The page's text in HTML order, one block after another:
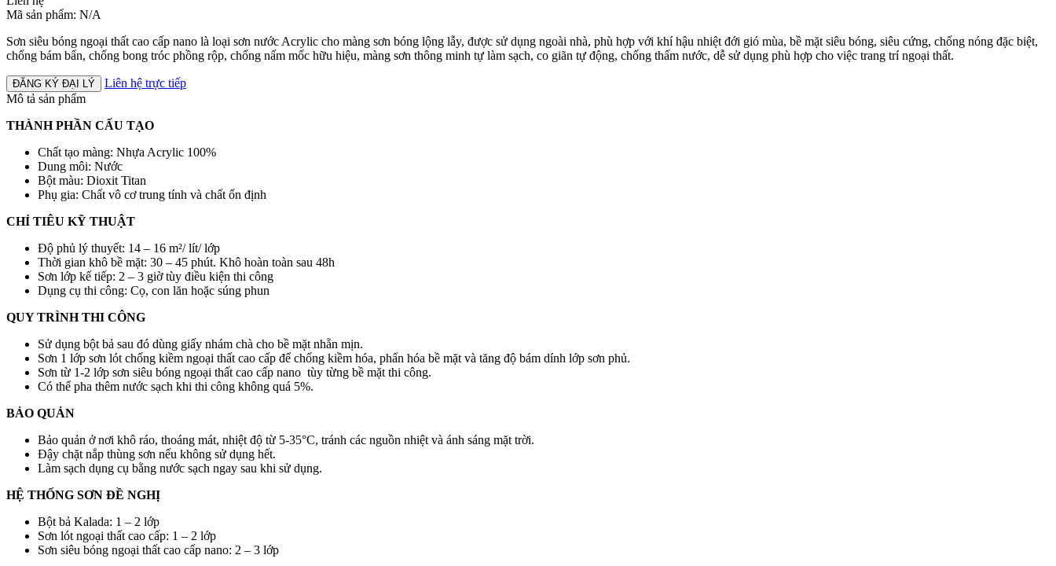
Mã sản phẩm: N/A
Sơn siêu bóng ngoại thất cao cấp nano là loại sơn nước Acrylic cho màng sơn bóng lộng lẫy, được sử dụng ngoài nhà, phù hợp với khí hậu nhiệt đới gió mùa, bề mặt siêu bóng, siêu cứng, chống nóng đặc biệt,
chống bám bẩn, chống bong tróc phồng rộp, chống nấm mốc hữu hiệu, màng sơn thông minh tự làm sạch, co giãn tự động, chống thấm nước, dễ sử dụng phù hợp cho việc trang trí ngoại thất.
ĐĂNG KÝ ĐẠI LÝ
Liên hệ trực tiếp
Mô tả sản phẩm
THÀNH PHẦN CẤU TẠO
Chất tạo màng: Nhựa Acrylic 100%
Dung môi: Nước
Bột màu: Dioxit Titan
Phụ gia: Chất vô cơ trung tính và chất ổn định
CHỈ TIÊU KỸ THUẬT
Độ phủ lý thuyết: 14 – 16 m²/ lít/ lớp
Thời gian khô bề mặt: 30 – 45 phút. Khô hoàn toàn sau 48h
Sơn lớp kế tiếp: 2 – 3 giờ tùy điều kiện thi công
Dụng cụ thi công: Cọ, con lăn hoặc súng phun
QUY TRÌNH THI CÔNG
Sử dụng bột bả sau đó dùng giấy nhám chà cho bề mặt nhẵn mịn.
Sơn 1 lớp sơn lót chống kiềm ngoại thất cao cấp để chống kiềm hóa, phấn hóa bề mặt và tăng độ bám dính lớp sơn phủ.
Sơn từ 1-2 lớp sơn siêu bóng ngoại thất cao cấp nano tùy từng bề mặt thi công.
Có thể pha thêm nước sạch khi thi công không quá 5%.
BẢO QUẢN
Bảo quản ở nơi khô ráo, thoáng mát, nhiệt độ từ 5-35°C, tránh các nguồn nhiệt và ánh sáng mặt trời.
Đậy chặt nắp thùng sơn nếu không sử dụng hết.
Làm sạch dụng cụ bằng nước sạch ngay sau khi sử dụng.
HỆ THỐNG SƠN ĐỀ NGHỊ
Bột bả Kalada: 1 – 2 lớp
Sơn lót ngoại thất cao cấp: 1 – 2 lớp
Sơn siêu bóng ngoại thất cao cấp nano: 2 – 3 lớp